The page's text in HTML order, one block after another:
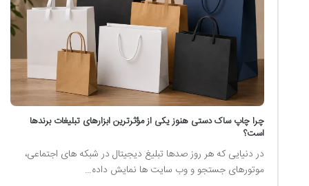
چرا چاپ ساک دستی هنوز یکی از مؤثرترین ابزارهای تبلیغات برندها
است؟
در دنیایی که هر روز صدها تبلیغ دیجیتال در شبکه های اجتماعی،
موتورهای جستجو و وب سایت ها نمایش داده…